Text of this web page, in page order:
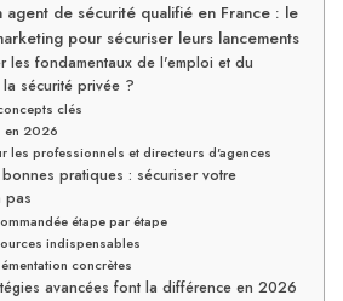
agent de sécurité qualifié en France : le
pour sécuriser leurs lancements
les fondamentaux de l'emploi et du
sécurité privée ?
clés
en 2026
les professionnels et directeurs d'agences
pratiques : sécuriser votre
pas
étape par étape
indispensables
concrètes
avancées font la différence en 2026